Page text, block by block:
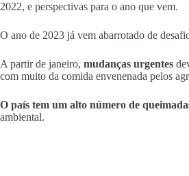
2022, e perspectivas para o ano que vem.
O ano de 2023 já vem abarrotado de
A partir de janeiro, mudanças urgentes
com muito da comida envenenada pelos
O país tem um alto número de
ambiental.